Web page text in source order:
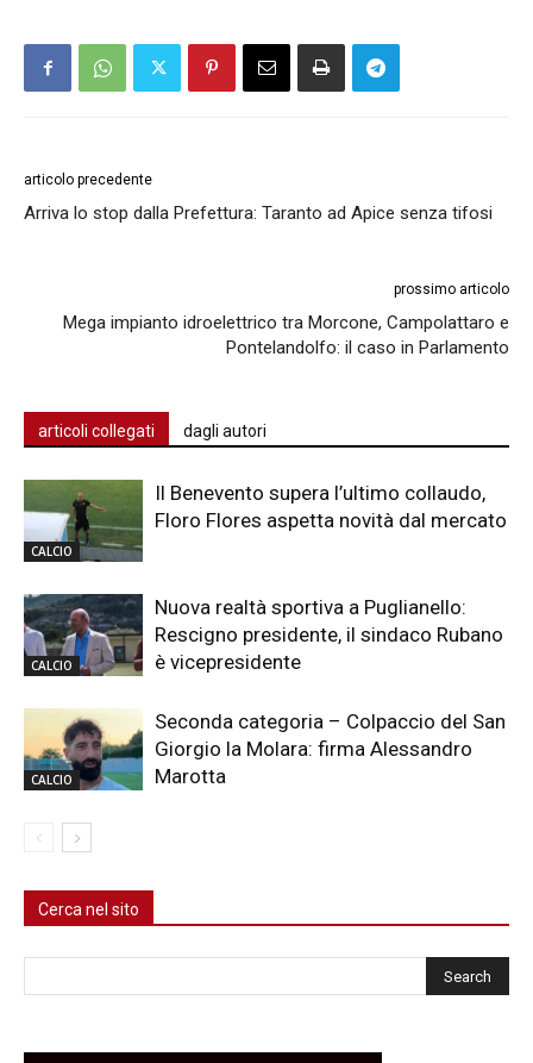
articolo precedente
Arriva lo stop dalla Prefettura: Taranto ad Apice senza tifosi
prossimo articolo
Mega impianto idroelettrico tra Morcone, Campolattaro e
Pontelandolfo: il caso in Parlamento
articoli collegati dagli autori
CALCIO
Il Benevento supera l’ultimo collaudo,
Floro Flores aspetta novità dal mercato
CALCIO
Nuova realtà sportiva a Puglianello:
Rescigno presidente, il sindaco Rubano
è vicepresidente
CALCIO
Seconda categoria – Colpaccio del San
Giorgio la Molara: firma Alessandro
Marotta
Cerca nel sito